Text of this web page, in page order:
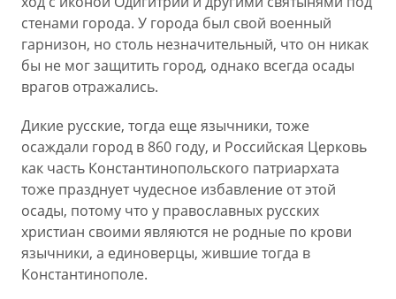
стенами города. У города был свой военный
гарнизон, но столь незначительный, что он никак
бы не мог защитить город, однако всегда осады
врагов отражались.
Дикие русские, тогда еще язычники, тоже
осаждали город в 860 году, и Российская Церковь
как часть Константинопольского патриархата
тоже празднует чудесное избавление от этой
осады, потому что у православных русских
христиан своими являются не родные по крови
язычники, а единоверцы, жившие тогда в
Константинополе.